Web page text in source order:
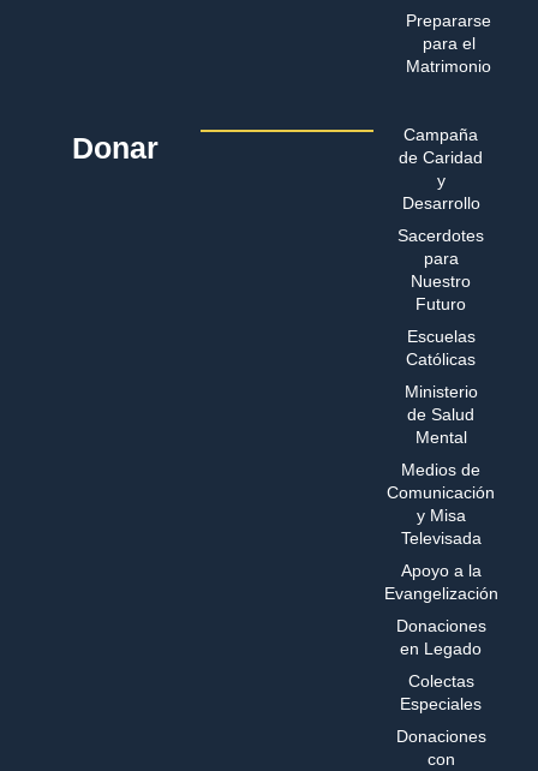
Prepararse
para el
Matrimonio
Donar
Campaña
de Caridad
y
Desarrollo
Sacerdotes
para
Nuestro
Futuro
Escuelas
Católicas
Ministerio
de Salud
Mental
Medios de
Comunicación
y Misa
Televisada
Apoyo a la
Evangelización
Donaciones
en Legado
Colectas
Especiales
Donaciones
con